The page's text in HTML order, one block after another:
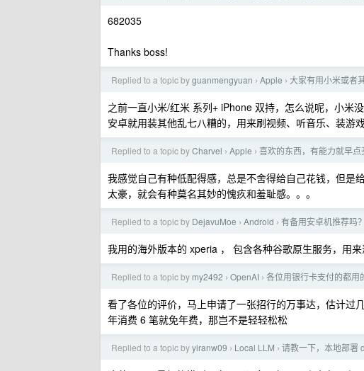
682035
Thanks boss!
Replied to a topic byguanmengyuan › Apple › 大家有用小米或者
之前一直小米/红米 系列+ iPhone 双持，怎么说呢，小米
安卓就用装其他乱七八糟的，用来刷视频、听音乐、装游
Replied to a topic byCharvel › Apple › 喜欢的东西，有能力就早点
我感觉自己有种低配得感，总是不舍得给自己花钱，但是
太豪，就会有种莫名其妙的愧疚和羞耻感。。。
Replied to a topic by DejavuMoe › Android › 有备用安卓机推荐吗？
我用的海外版本的 xperia ， 包含各种谷歌原生服务，用
Replied to a topic by my2492 › OpenAI › 各位用银行卡支付的都用
看了各位的评价，马上申请了一张招行的万事达，估计过
年消费 6 笔就免年费，那岂不是轻轻松松
Replied to a topic byyiranw09 › Local LLM › 请教一下，本地部署